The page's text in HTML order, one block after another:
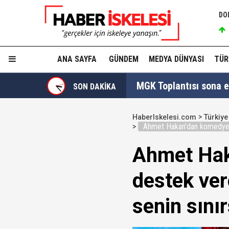
ANA SAYFA GÜNDEM MEDYA DÜNYASI
SON DAKİKA MGK Toplantısı
İzmit Belediyesi'nde
Hakkında fezleke
Hangi suçlar kapsam
Devlet Bahçeli'den
HaberIskelesi.com Türkiye
Ahmet Hakan’dan
Ahmet
destek
senin